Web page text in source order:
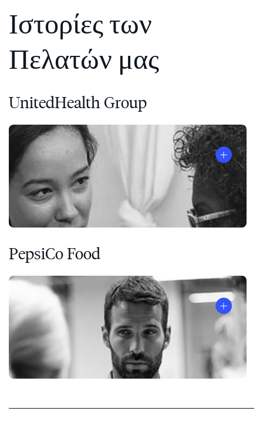
Ιστορίες των
Πελατών μας
UnitedHealth Group
PepsiCo Food